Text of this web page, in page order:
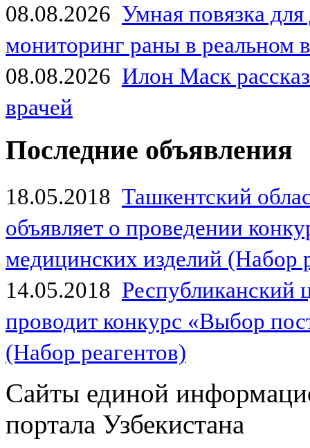
08.08.2026 Умная повязка
мониторинг раны в реальном
08.08.2026 Илон Маск
врачей
Последние объявления
18.05.2018 Ташкентский
объявляет о проведении
медицинских изделий (Набор
14.05.2018
проводит конкурс «Выбор
(Набор реагентов)
Сайты единой
портала Узбекистана